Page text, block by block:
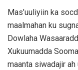
Mas’uuliyiin ka
maalmahan ku
Dowlaha
Xukuumadda
maanta siwadajir